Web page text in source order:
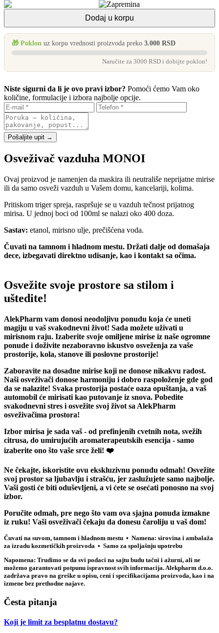
Dodaj u korpu
🎁 Poklon uz korpu vrednosti proizvoda preko 3.000 RSD
Naručite za 3000 RSD i dobijte poklon!
Niste sigurni da li je ovo pravi izbor? Pomoći ćemo Vam oko
količine, formulacije i izbora najbolje opcije.
Pošaljite upit →
Osveživač vazduha MONOI
Ovaj proizvod je namenjen da maskira ili neutrališe neprijatne mirise
ili da samo osveži vazduh u Vašem domu, kancelariji, kolima.
Pritiskom triger spreja, raspršuje se u vazduh tečnost prijatnog
mirisa. U jednoj boci od 100ml se nalazi oko 400 doza.
Sastav: etanol, mirisno ulje, prečišćena voda.
Čuvati na tamnom i hladnom mestu. Držati dalje od domašaja
dece, izbegavati direktno udisanje, kao i kontakt sa očima.
Osvežite svoje prostore sa stilom i
uštedite!
AlekPharm vam donosi neodoljivu ponudu koja će uneti
magiju u vaš svakodnevni život! Sada možete uživati u
mirisnom raju. Izaberite svoje omiljene mirise iz naše ogromne
ponude i doživite nezaboravno iskustvo osveženja za vaše
prostorije, kola, stanove ili poslovne prostorije!
Zaboravite na dosadne mirise koji ne donose nikakvu radost.
Naši osveživači donose harmoniju i dobro raspoloženje gde god
da se nalazite! Svaka prostorija postaće oaza opuštanja, a vaš
automobil će mirisati kao putovanje iz snova. Pobedite
svakodnevni stres i osvežite svoj život sa AlekPharm
osveživačima prostora!
Izbor mirisa je sada vaš - od prefinjenih cvetnih nota, svežih
citrusa, do umirujućih aromaterapeutskih esencija - samo
izaberite ono što vaše srce želi! ❤️
Ne čekajte, iskoristite ovu ekskluzivnu ponudu odmah! Osvežite
svoj prostor sa ljubavlju i strašću, jer zaslužujete samo najbolje.
Vaši gosti će biti oduševljeni, a vi ćete se osećati ponosno na svoj
izbor.
Poručite odmah, pre nego što vam ova sjajna ponuda izmakne
iz ruku! Vaši osveživači čekaju da donesu čaroliju u vaš dom!
Čuvati na suvom, tamnom i hladnom mestu • Namena: sirovina i ambalaža
za izradu kozmetičkih proizvoda • Samo za spoljašnju upotrebu
Napomena: Trudimo se da svi podaci na sajtu budu tačni i ažurni, ali ne
možemo garantovati potpunu ispravnost svih informacija. Alekpharm d.o.o.
zadržava pravo na greške u opisu, ceni i specifikacijama proizvoda, kao i na
izmene bez prethodne najave.
Česta pitanja
Koji je limit za besplatnu dostavu?